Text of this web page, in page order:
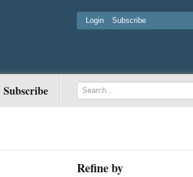
Login Subscribe
Subscribe
Refine by